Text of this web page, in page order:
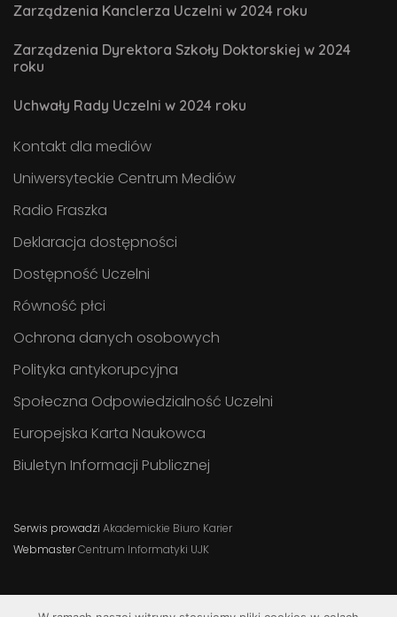
Zarządzenia Kanclerza Uczelni w 2024 roku
Zarządzenia Dyrektora Szkoły Doktorskiej w 2024
roku
Uchwały Rady Uczelni w 2024 roku
Kontakt dla mediów
Uniwersyteckie Centrum Mediów
Radio Fraszka
Deklaracja dostępności
Dostępność Uczelni
Równość płci
Ochrona danych osobowych
Polityka antykorupcyjna
Społeczna Odpowiedzialność Uczelni
Europejska Karta Naukowca
Biuletyn Informacji Publicznej
Serwis prowadzi Akademickie Biuro Karier
WebmasterCentrum Informatyki UJK